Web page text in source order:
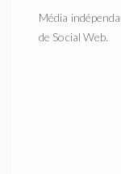
Média
de Social Web.